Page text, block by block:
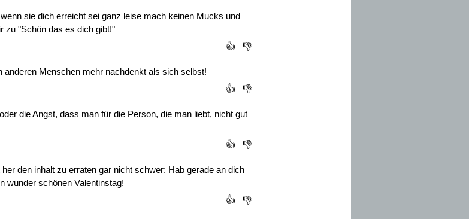
sie dich erreicht sei ganz leise mach keinen Mucks und
zu "Schön das es dich gibt!"
👍
👎
anderen Menschen mehr nachdenkt als sich selbst!
👍
👎
die Angst, dass man für die Person, die man liebt, nicht gut
👍
👎
den inhalt zu erraten gar nicht schwer: Hab gerade an dich
wunder schönen Valentinstag!
👍
👎